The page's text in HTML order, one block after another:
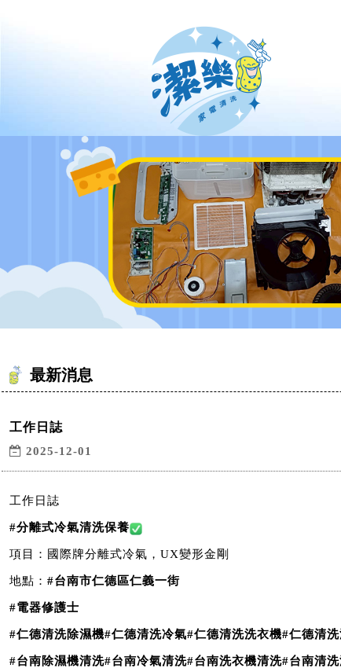
最新消息
工作日誌
2025-12-01
工作日誌
#分離式冷氣清洗保養
項目：國際牌分離式冷氣，UX變形金剛
地點： #台南市仁德區仁義一街
#電器修護士
#仁德清洗除濕機#仁德清洗冷氣#仁德清洗洗衣機#仁德清
#台南除濕機清洗#台南冷氣清洗#台南洗衣機清洗#台南清